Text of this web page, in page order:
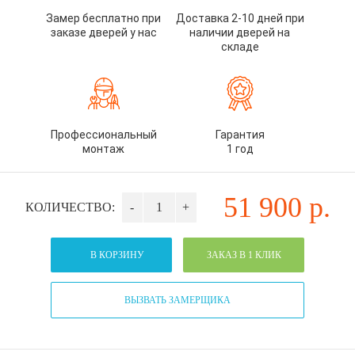
Замер бесплатно при
заказе дверей у нас
Доставка 2-10 дней при
наличии дверей на
складе
Профессиональный
монтаж
Гарантия
1 год
КОЛИЧЕСТВО: - + 51 900 р.
В КОРЗИНУ ЗАКАЗ В 1 КЛИК
ВЫЗВАТЬ ЗАМЕРЩИКА